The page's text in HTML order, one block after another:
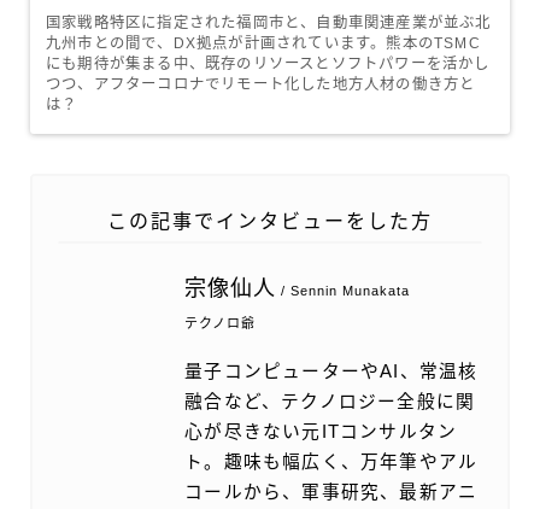
国家戦略特区に指定された福岡市と、自動車関連産業が並ぶ北
九州市との間で、DX拠点が計画されています。熊本のTSMC
にも期待が集まる中、既存のリソースとソフトパワーを活かし
つつ、アフターコロナでリモート化した地方人材の働き方と
は？
この記事でインタビューをした方
宗像仙人 / Sennin Munakata
テクノロ爺
量子コンピューターやAI、常温核
融合など、テクノロジー全般に関
心が尽きない元ITコンサルタン
ト。趣味も幅広く、万年筆やアル
コールから、軍事研究、最新アニ